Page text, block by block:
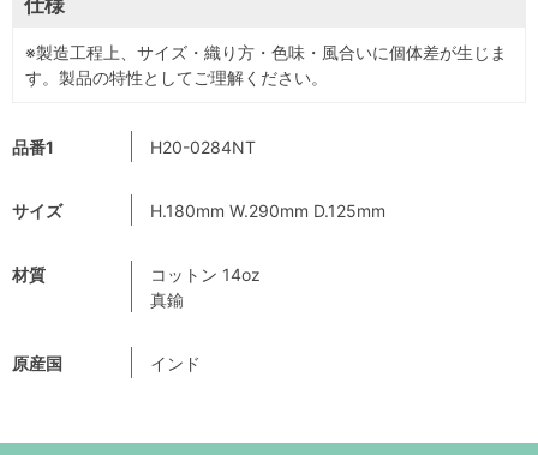
品番1 H20-0284NT
サイズ H.180mm W.290mm D.125mm
材質
コットン 14oz
真鍮
原産国 インド
※製造工程上、サイズ・織り方・色味・風合いに個体差が生じま
す。製品の特性としてご理解ください。